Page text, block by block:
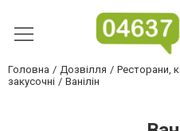
Головна Дозвілля Ресторани,
закусочні
Ванілін